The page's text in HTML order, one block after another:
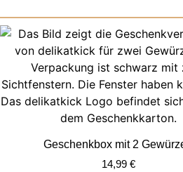
Geschenkbox mit 2
14,99 €